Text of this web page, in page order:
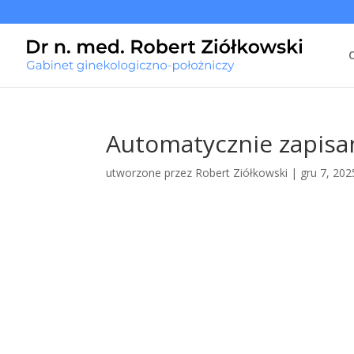
Automatycznie
utworzone przez Robert Ziółkowski | gru 7,